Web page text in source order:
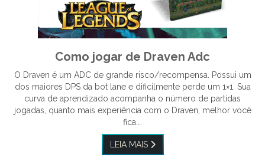
Como jogar de Draven Adc
O Draven é um ADC de grande risco/recompensa. Possui um
dos maiores DPS da bot lane e dificilmente perde um 1×1. Sua
curva de aprendizado acompanha o número de partidas
jogadas, quanto mais experiência com o Draven, melhor você
fica.…
LEIA MAIS